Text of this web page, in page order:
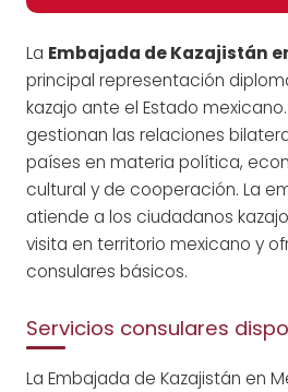
La Embajada de Kazajistán
principal representación
kazajo ante el Estado
gestionan las relaciones
países en materia política,
cultural y de cooperación. La
atiende a los ciudadanos
visita en territorio mexicano y
consulares básicos.
Servicios consulares
La Embajada de Kazajistán en